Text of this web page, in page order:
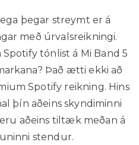
þegar streymt er á
með úrvalsreikningi.
tónlist á Mi Band 5
Það ætti ekki að
Spotify reikning. Hins
þín aðeins skyndiminni
aðeins tiltæk meðan á
stendur.